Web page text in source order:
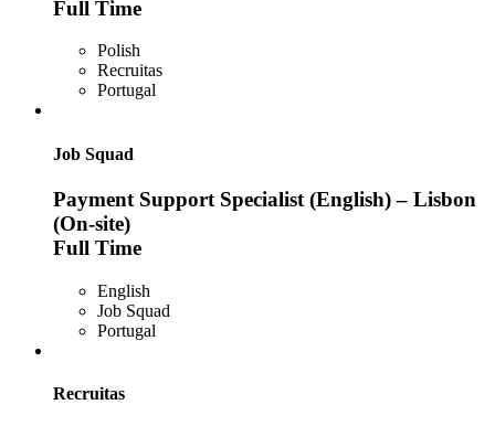
Full Time
Polish
Recruitas
Portugal
Job Squad
Payment Support Specialist (English) – Lisbon
(On-site)
Full Time
English
Job Squad
Portugal
Recruitas